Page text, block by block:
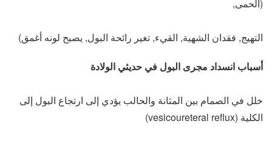
(الحمى,
التهيج, فقدان الشهية, القيء, تغير رائحة البول, يصبح لونه أغمق)
أسباب انسداد مجرى البول في حديثي الولادة
خلل في الصمام بين المثانة والحالب يؤدي إلى ارتجاع البول إلى
الكلية (vesicoureteral reflux)